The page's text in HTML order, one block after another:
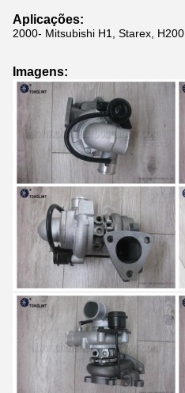
Aplicações:
2000- Mitsubishi H1, Starex, H200
Imagens: